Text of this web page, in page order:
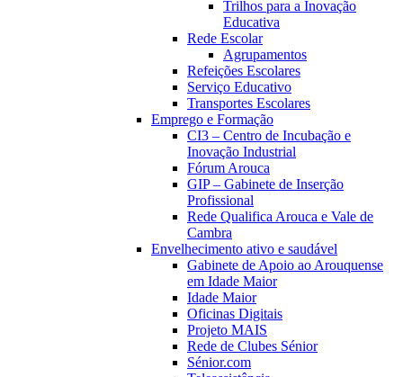
Trilhos para a Inovação
Educativa
Rede Escolar
Agrupamentos
Refeições Escolares
Serviço Educativo
Transportes Escolares
Emprego e Formação
CI3 – Centro de Incubação e
Inovação Industrial
Fórum Arouca
GIP – Gabinete de Inserção
Profissional
Rede Qualifica Arouca e Vale de
Cambra
Envelhecimento ativo e saudável
Gabinete de Apoio ao Arouquense
em Idade Maior
Idade Maior
Oficinas Digitais
Projeto MAIS
Rede de Clubes Sénior
Sénior.com